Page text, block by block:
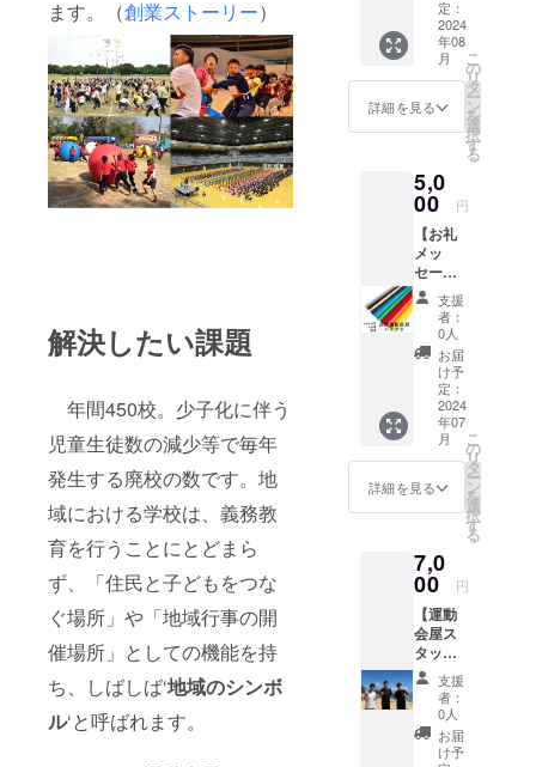
ます。（創業ストーリー）
解決したい課題
年間450校。少子化に伴う
児童生徒数の減少等で毎年
発生する廃校の数です。地
域における学校は、義務教
育を行うことにとどまら
ず、「住民と子どもをつな
ぐ場所」や「地域行事の開
催場所」としての機能を持
ち、しばしば‘地域のシンボ
ル‘と呼ばれます。
１サイ
トにつ
き１台
の駐車
スペー
スが各
ます。
２台以
上でご
利用の
場合、
サイト
内にお
車を停
められ
る場合
は区画
内にお
停め頂
いてOK
です
内に停
められ
車場（1
台1,000
円）に
停めて
くださ
い。 ≪
ミニ運
動会に
ついて
≫ お好
きな競
カップ
ル、お
ひとり
まで、
様々な
方にお
す！夜
の校舎
トアッ
プし、
おしゃ
れなの
にどこ
か懐か
しい空
間で思
い出に
残るこ
と間違
いなし
です。
≪サイ
サイト
スペー
ス(10ｍ
×11ｍ以
上) ≪車
両につ
いて≫
１サイ
トにつ
き１台
の駐車
ある
CAMPi
ece君津
のス
タッフ
が収穫
した地
米をお
送りい
たしま
す。
セット
内容 ・
お米2㎏
・季節
の野菜3
種（野
菜の種
類はお
すすめ
になり
ます）
約1㎏ ※
苦手な
備考欄
にご記
さい ※
野菜は
生鮮品
の為、
到着後
はなる
べくお
早めに
定：
2024
年08
月
詳細を見る
こ
の
リ
タ
ー
ン
を
選
択
す
る
5,0
00 円
【お礼
メッ
セージ
付きハ
チマキ
枚）】
送料込
お礼
メッ
セージ
付きハ
チマキ
をお送
りしま
はでき
ませ
ん。 ハ
チマキ
には
2024年
10月に
開催す
る「支
援者×
キャン
支援
者：
0人
お届
け予
定：
2024
年07
月
詳細を見る
こ
の
リ
タ
ー
ン
を
選
択
す
る
7,0
00 円
【運動
会屋ス
タッフ
ポロ
シャツ
（1枚）
＋お礼
メッ
支援
者：
0人
お届
け予